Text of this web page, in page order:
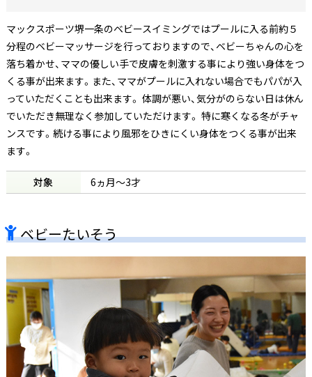
マックスポーツ堺一条のベビースイミングではプールに入る前約５
分程のベビーマッサージを行っておりますので、ベビーちゃんの心を
落ち着かせ、ママの優しい手で皮膚を刺激する事により強い身体をつ
くる事が出来ます。また、ママがプールに入れない場合でもパパが入
っていただくことも出来ます。 体調が悪い、気分がのらない日は休ん
でいただき無理なく参加していただけます。 特に寒くなる冬がチャ
ンスです。続ける事により風邪をひきにくい身体をつくる事が出来
ます。
対象 6ヵ月～3才
ベビーたいそう